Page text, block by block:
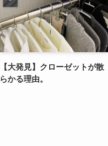
【大発見】クローゼットが散
らかる理由。